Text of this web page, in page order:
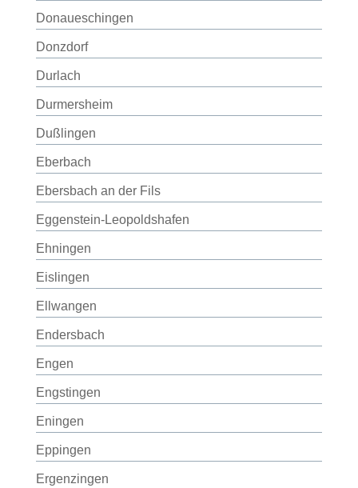
Donaueschingen
Donzdorf
Durlach
Durmersheim
Dußlingen
Eberbach
Ebersbach an der Fils
Eggenstein-Leopoldshafen
Ehningen
Eislingen
Ellwangen
Endersbach
Engen
Engstingen
Eningen
Eppingen
Ergenzingen